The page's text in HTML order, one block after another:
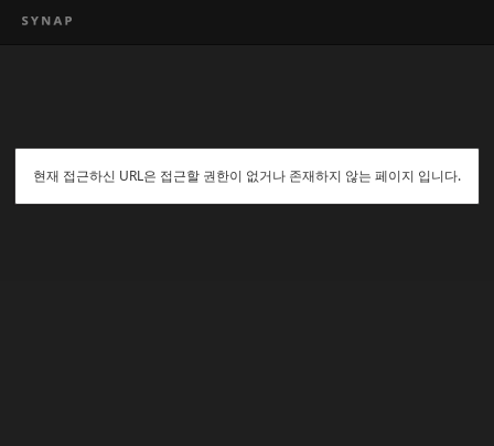
현재 접근하신 URL은 접근할 권한이 없거나 존재하지 않는 페이지 입니다.